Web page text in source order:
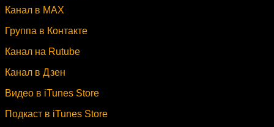
Канал в MAX
Группа в Контакте
Канал на Rutube
Канал в Дзен
Видео в iTunes Store
Подкаст в iTunes Store